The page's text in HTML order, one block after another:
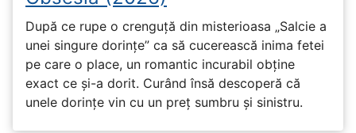
După ce rupe o crenguță din misterioasa „Salcie a
unei singure dorințe” ca să cucerească inima fetei
pe care o place, un romantic incurabil obține
exact ce și-a dorit. Curând însă descoperă că
unele dorințe vin cu un preț sumbru și sinistru.